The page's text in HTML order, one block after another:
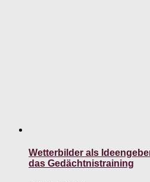
Wetterbilder als
das Gedächtnistraining